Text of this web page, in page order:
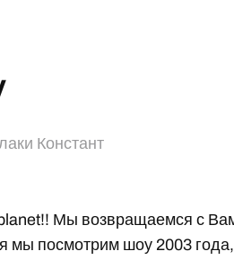
Констант
Мы возвращаемся с
мы посмотрим шоу 2003